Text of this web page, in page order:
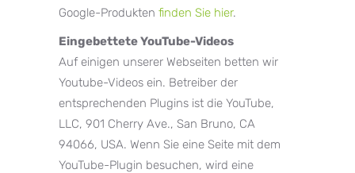
Google-Produkten finden Sie hier.
Eingebettete YouTube-Videos
Auf einigen unserer Webseiten betten wir
Youtube-Videos ein. Betreiber der
entsprechenden Plugins ist die YouTube,
LLC, 901 Cherry Ave., San Bruno, CA
94066, USA. Wenn Sie eine Seite mit dem
YouTube-Plugin besuchen, wird eine